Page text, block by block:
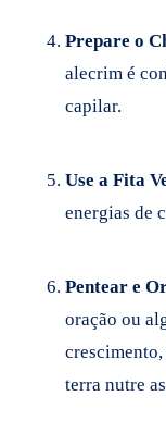
Prepare o
alecrim é
capilar.
Use a Fita
energias de
Pentear e
oração ou
terra nutre